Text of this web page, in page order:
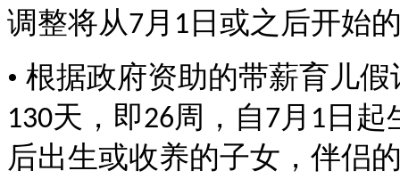
调整将从7月 1 日或之后开始
• 根据政府资助的带薪育儿
130天，即26周，自7月 1 日起
后出生或收养的子女，伴侣